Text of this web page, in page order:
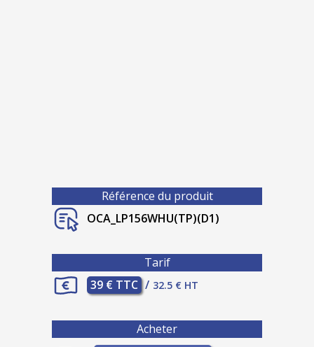
Référence du produit
OCA_LP156WHU(TP)(D1)
Tarif
39 € TTC / 32.5 € HT
Acheter